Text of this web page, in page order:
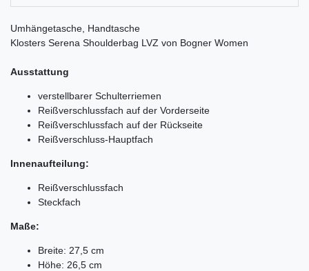
Umhängetasche, Handtasche
Klosters Serena Shoulderbag LVZ von Bogner Women
Ausstattung
verstellbarer Schulterriemen
Reißverschlussfach auf der Vorderseite
Reißverschlussfach auf der Rückseite
Reißverschluss-Hauptfach
Innenaufteilung:
Reißverschlussfach
Steckfach
Maße:
Breite: 27,5 cm
Höhe: 26,5 cm